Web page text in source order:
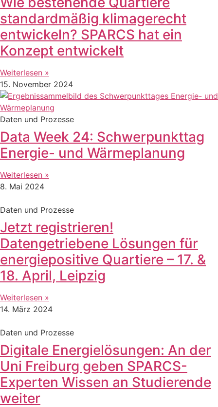
standardmäßig klimagerecht
entwickeln? SPARCS hat ein
Konzept entwickelt
Weiterlesen »
15. November 2024
Daten und Prozesse
Data Week 24: Schwerpunkttag
Energie- und Wärmeplanung
Weiterlesen »
8. Mai 2024
Daten und Prozesse
Jetzt registrieren!
Datengetriebene Lösungen für
energiepositive Quartiere – 17. &
18. April, Leipzig
Weiterlesen »
14. März 2024
Daten und Prozesse
Digitale Energielösungen: An der
Uni Freiburg geben SPARCS-
Experten Wissen an Studierende
weiter